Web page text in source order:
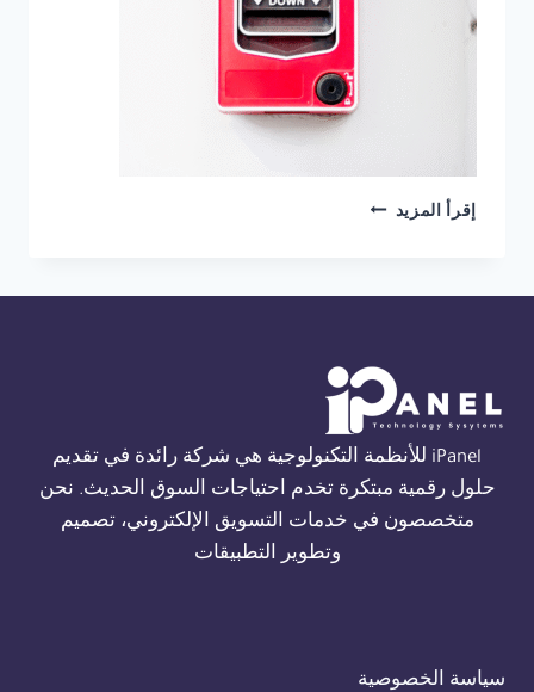
إقرأ المزيد شركة
iPanel للأنظمة التكنولوجية هي شركة رائدة في تقديم
حلول رقمية مبتكرة تخدم احتياجات السوق الحديث. نحن
متخصصون في خدمات التسويق الإلكتروني، تصميم
وتطوير التطبيقات
سياسة الخصوصية